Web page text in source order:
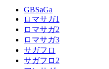
GBSaGa
ロマサガ1
ロマサガ2
ロマサガ3
サガフロ
サガフロ2